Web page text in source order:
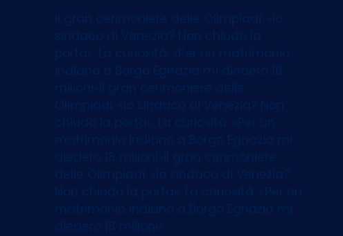
Il gran cerimoniere delle Olimpiadi: «Io
sindaco di Venezia? Non chiudo la
porta». La curiosità: «Per un matrimonio
indiano a Borgo Egnazia mi diedero 18
milioni»Il gran cerimoniere delle
Olimpiadi: «Io sindaco di Venezia? Non
chiudo la porta». La curiosità: «Per un
matrimonio indiano a Borgo Egnazia mi
diedero 18 milioni»Il gran cerimoniere
delle Olimpiadi: «Io sindaco di Venezia?
Non chiudo la porta». La curiosità: «Per un
matrimonio indiano a Borgo Egnazia mi
diedero 18 milioni»